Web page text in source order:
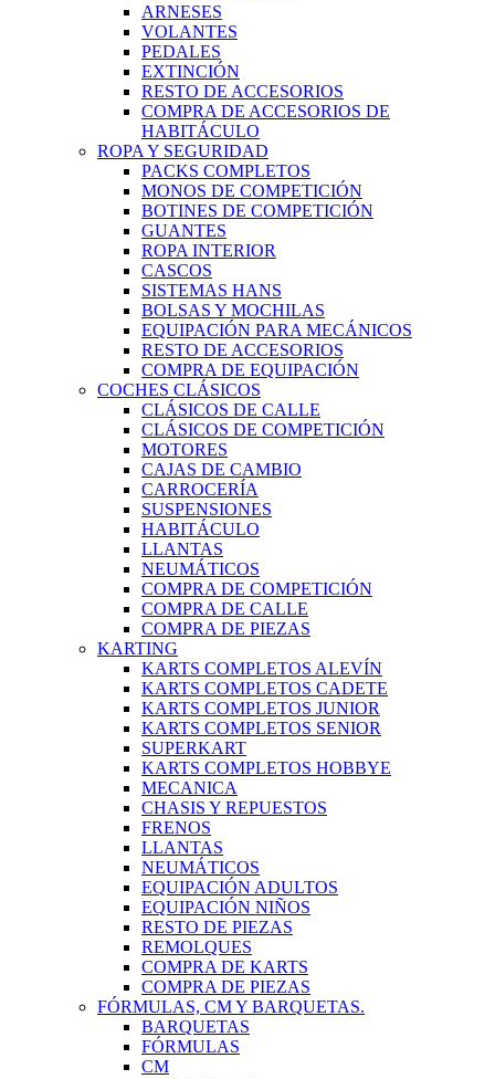
ARNESES
VOLANTES
PEDALES
EXTINCIÓN
RESTO DE ACCESORIOS
COMPRA DE ACCESORIOS DE
HABITÁCULO
ROPA Y SEGURIDAD
PACKS COMPLETOS
MONOS DE COMPETICIÓN
BOTINES DE COMPETICIÓN
GUANTES
ROPA INTERIOR
CASCOS
SISTEMAS HANS
BOLSAS Y MOCHILAS
EQUIPACIÓN PARA MECÁNICOS
RESTO DE ACCESORIOS
COMPRA DE EQUIPACIÓN
COCHES CLÁSICOS
CLÁSICOS DE CALLE
CLÁSICOS DE COMPETICIÓN
MOTORES
CAJAS DE CAMBIO
CARROCERÍA
SUSPENSIONES
HABITÁCULO
LLANTAS
NEUMÁTICOS
COMPRA DE COMPETICIÓN
COMPRA DE CALLE
COMPRA DE PIEZAS
KARTING
KARTS COMPLETOS ALEVÍN
KARTS COMPLETOS CADETE
KARTS COMPLETOS JUNIOR
KARTS COMPLETOS SENIOR
SUPERKART
KARTS COMPLETOS HOBBYE
MECANICA
CHASIS Y REPUESTOS
FRENOS
LLANTAS
NEUMÁTICOS
EQUIPACIÓN ADULTOS
EQUIPACIÓN NIÑOS
RESTO DE PIEZAS
REMOLQUES
COMPRA DE KARTS
COMPRA DE PIEZAS
FÓRMULAS, CM Y BARQUETAS.
BARQUETAS
FÓRMULAS
CM